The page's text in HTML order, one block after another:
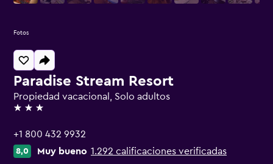
Paradise Stream Resort
Propiedad vacacional, Solo adultos
3 estrellas
+1 800 432 9932
8,0 Muy bueno 1.292 calificaciones verificadas
Fotos